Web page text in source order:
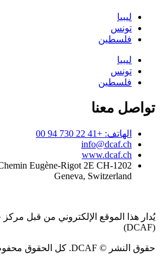
ليبيا
تونس
فلسطين
ليبيا
تونس
فلسطين
تواصل معنا
الهاتف: +41 22 730 94 00
info@dcaf.ch
www.dcaf.ch
Eugène-Rigot 2E CH-1202
Geneva, Switzerland
يُدار هذا الموقع الإلكتروني من قبل
(DCAF)
حقوق النشر © DCAF. كل الحقوق محفوظة.